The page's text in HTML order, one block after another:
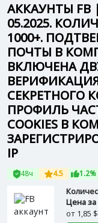
АККАУНТЫ
05.2025.
1000+.
ПОЧТЫ В
ВКЛЮЧЕНА
СЕКРЕТНОГО
ПРОФИЛЬ
COOKIES В
IP
48ч 4.5 1.2%
Цена
от 1,85 $